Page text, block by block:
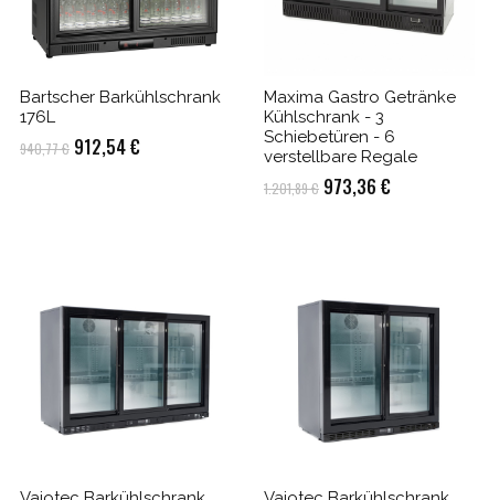
Bartscher Barkühlschrank
176L
940,77€ Ursprünglicher
912,54€Aktueller
Maxima Gastro Getränke
Kühlschrank - 3
Schiebetüren - 6
verstellbare Regale
1.201,89€ Ursprünglicher
973,36 €Aktueller